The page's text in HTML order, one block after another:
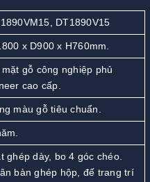
DT1890V15
x D900 x H760mm.
mặt gỗ công nghiệp phủ
cao cấp.
màu gỗ tiêu chuẩn.
ghép dày, bo 4 góc chéo.
bàn ghép hộp, đế trang trí